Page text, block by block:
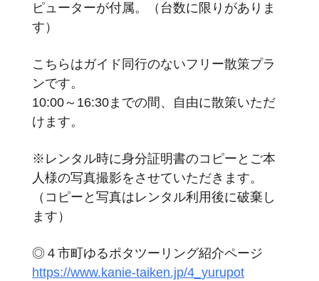
ピューターが付属。（台数に限りがありま
す）
こちらはガイド同行のないフリー散策プラ
ンです。
10:00～16:30までの間、自由に散策いただ
けます。
※レンタル時に身分証明書のコピーとご本
人様の写真撮影をさせていただきます。
（コピーと写真はレンタル利用後に破棄し
ます）
◎４市町ゆるポタツーリング紹介ページ
https://www.kanie-taiken.jp/4_yurupot